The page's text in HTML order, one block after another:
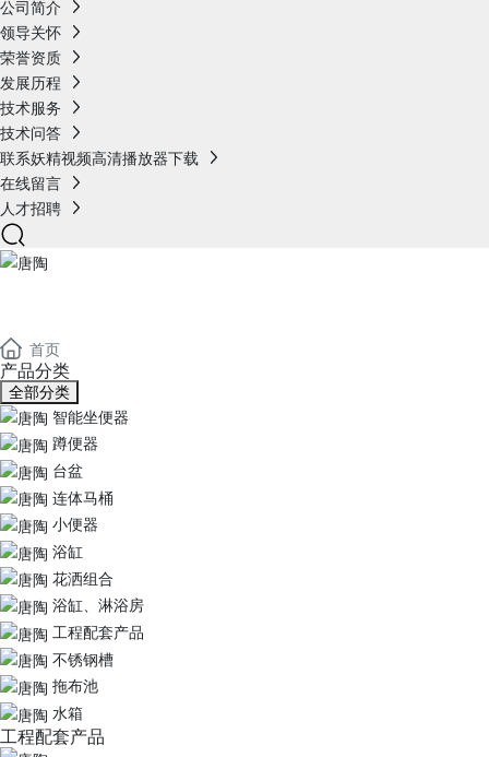
公司简介
领导关怀
荣誉资质
发展历程
技术服务
技术问答
联系妖精视频高清播放器下载
在线留言
人才招聘
首页
产品分类
全部分类
智能坐便器
蹲便器
台盆
连体马桶
小便器
浴缸
花洒组合
浴缸、淋浴房
工程配套产品
不锈钢槽
拖布池
水箱
工程配套产品